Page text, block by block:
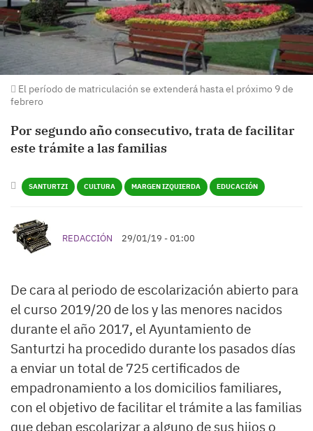
El período de matriculación se extenderá hasta el próximo 9 de
febrero
Por segundo año consecutivo, trata de facilitar
este trámite a las familias
SANTURTZI CULTURA MARGEN IZQUIERDA EDUCACIÓN
REDACCIÓN 29/01/19 - 01:00
De cara al periodo de escolarización abierto para
el curso 2019/20 de los y las menores nacidos
durante el año 2017, el Ayuntamiento de
Santurtzi ha procedido durante los pasados días
a enviar un total de 725 certificados de
empadronamiento a los domicilios familiares,
con el objetivo de facilitar el trámite a las familias
que deban escolarizar a alguno de sus hijos o